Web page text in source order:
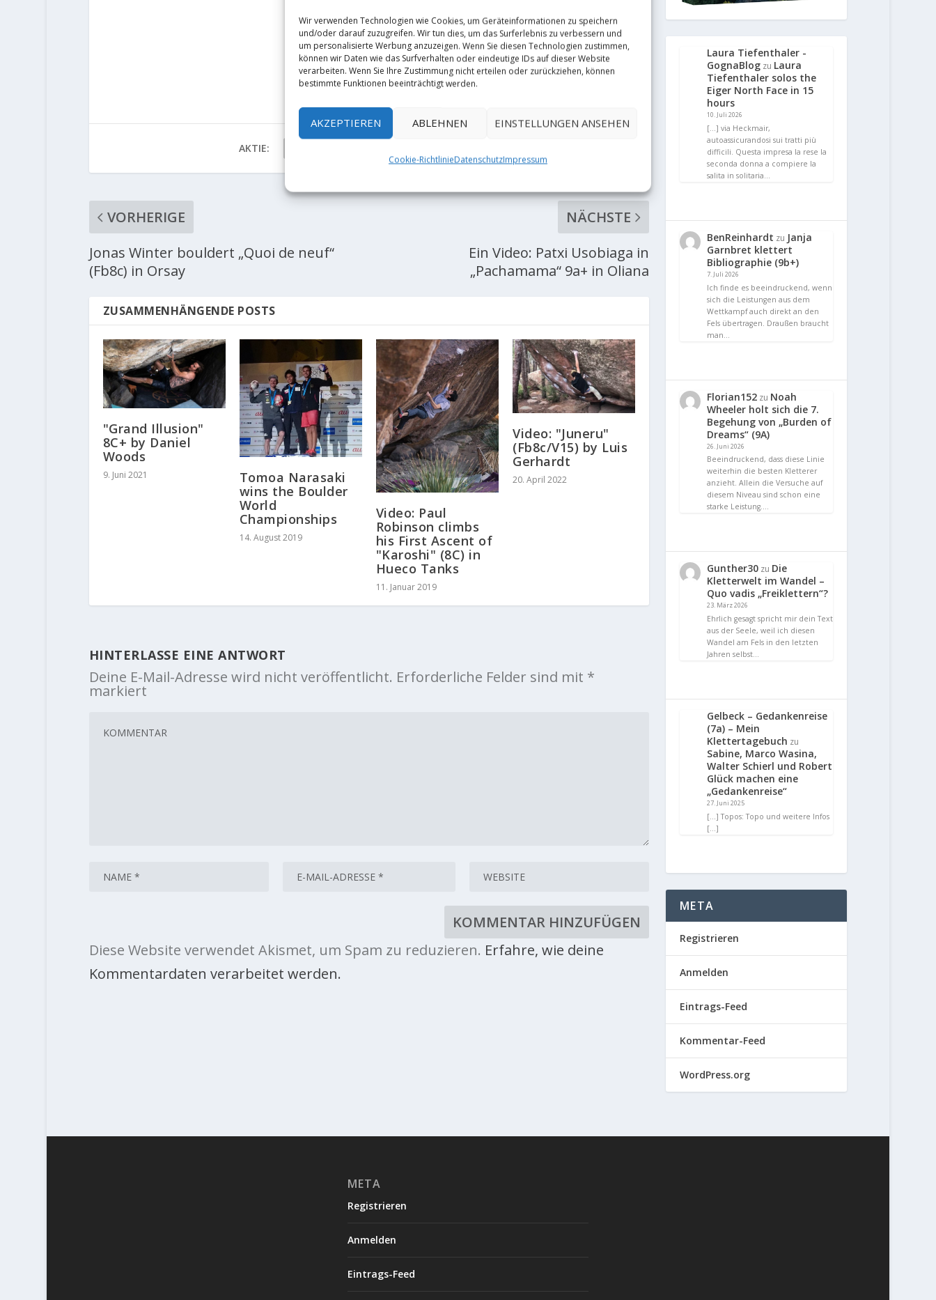
Wir verwenden Technologien wie Cookies, um Geräteinformationen zu speichern
und/oder darauf zuzugreifen. Wir tun dies, um das Surferlebnis zu verbessern und
um personalisierte Werbung anzuzeigen. Wenn Sie diesen Technologien zustimmen,
können wir Daten wie das Surfverhalten oder eindeutige IDs auf dieser Website
verarbeiten. Wenn Sie Ihre Zustimmung nicht erteilen oder zurückziehen, können
bestimmte Funktionen beeinträchtigt werden.
AKZEPTIEREN ABLEHNEN EINSTELLUNGEN ANSEHEN
Cookie-RichtlinieDatenschutzImpressum
AKTIE:
VORHERIGE
Jonas Winter bouldert „Quoi de neuf“
(Fb8c) in Orsay
NÄCHSTE
Ein Video: Patxi Usobiaga in
„Pachamama“ 9a+ in Oliana
ZUSAMMENHÄNGENDE POSTS
"Grand Illusion"
8C+ by Daniel
Woods
9. Juni 2021
Tomoa Narasaki
wins the Boulder
World
Championships
14. August 2019
Video: Paul
Robinson climbs
his First Ascent of
"Karoshi" (8C) in
Hueco Tanks
11. Januar 2019
Video: "Juneru"
(Fb8c/V15) by Luis
Gerhardt
20. April 2022
HINTERLASSE EINE ANTWORT
Deine E-Mail-Adresse wird nicht veröffentlicht. Erforderliche Felder sind mit *
markiert
Diese Website verwendet Akismet, um Spam zu reduzieren. Erfahre, wie deine
Kommentardaten verarbeitet werden.
Laura Tiefenthaler -
GognaBlog zu Laura
Tiefenthaler solos the
Eiger North Face in 15
hours
10. Juli 2026
[…] via Heckmair,
autoassicurandosi sui tratti più
difficili. Questa impresa la rese la
seconda donna a compiere la
salita in solitaria…
BenReinhardt zu Janja
Garnbret klettert
Bibliographie (9b+)
7. Juli 2026
Ich finde es beeindruckend, wenn
sich die Leistungen aus dem
Wettkampf auch direkt an den
Fels übertragen. Draußen braucht
man…
Florian152 zu Noah
Wheeler holt sich die 7.
Begehung von „Burden of
Dreams“ (9A)
26. Juni 2026
Beeindruckend, dass diese Linie
weiterhin die besten Kletterer
anzieht. Allein die Versuche auf
diesem Niveau sind schon eine
starke Leistung.…
Gunther30 zu Die
Kletterwelt im Wandel –
Quo vadis „Freiklettern“?
23. März 2026
Ehrlich gesagt spricht mir dein Text
aus der Seele, weil ich diesen
Wandel am Fels in den letzten
Jahren selbst…
Gelbeck – Gedankenreise
(7a) – Mein
Klettertagebuch zu
Sabine, Marco Wasina,
Walter Schierl und Robert
Glück machen eine
„Gedankenreise“
27. Juni 2025
[…] Topos: Topo und weitere Infos
[…]
META
Registrieren
Anmelden
Eintrags-Feed
Kommentar-Feed
WordPress.org
META
Registrieren
Anmelden
Eintrags-Feed